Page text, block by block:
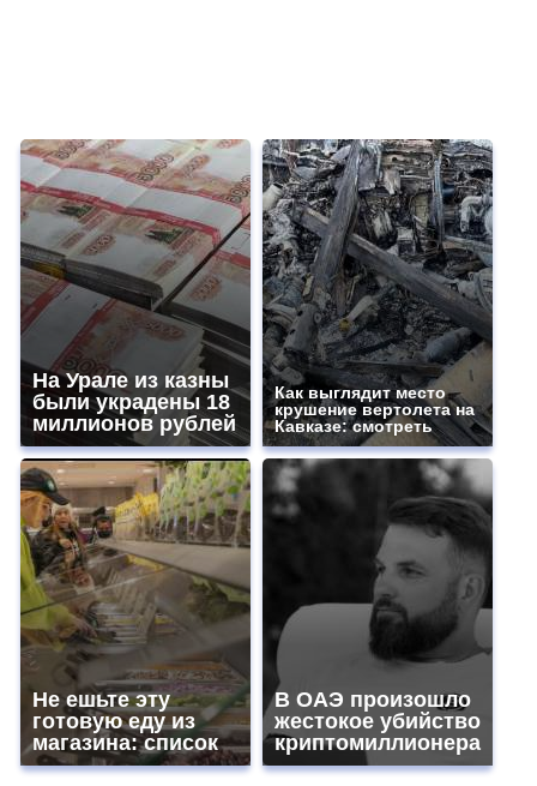
На Урале из казны
были украдены 18
миллионов рублей
Как выглядит место
крушение вертолета на
Кавказе: смотреть
Не ешьте эту
готовую еду из
магазина: список
В ОАЭ произошло
жестокое убийство
криптомиллионера